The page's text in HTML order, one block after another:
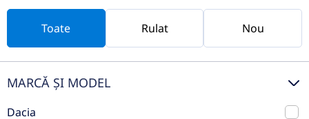
rulat
Toate Rulat Nou
MARCĂ ȘI MODEL
Dacia